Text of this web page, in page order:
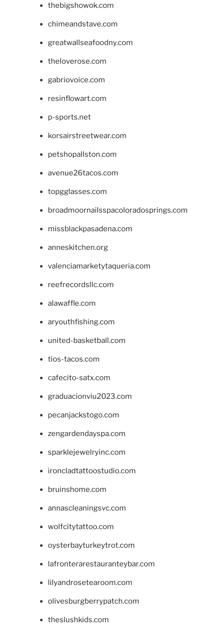
thebigshowok.com
chimeandstave.com
greatwallseafoodny.com
theloverose.com
gabriovoice.com
resinflowart.com
p-sports.net
korsairstreetwear.com
petshopallston.com
avenue26tacos.com
topgglasses.com
broadmoornailsspacoloradosprings.com
missblackpasadena.com
anneskitchen.org
valenciamarketytaqueria.com
reefrecordsllc.com
alawaffle.com
aryouthfishing.com
united-basketball.com
tios-tacos.com
cafecito-satx.com
graduacionviu2023.com
pecanjackstogo.com
zengardendayspa.com
sparklejewelryinc.com
ironcladtattoostudio.com
bruinshome.com
annascleaningsvc.com
wolfcitytattoo.com
oysterbayturkeytrot.com
lafronterarestauranteybar.com
lilyandrosetearoom.com
olivesburgberrypatch.com
theslushkids.com